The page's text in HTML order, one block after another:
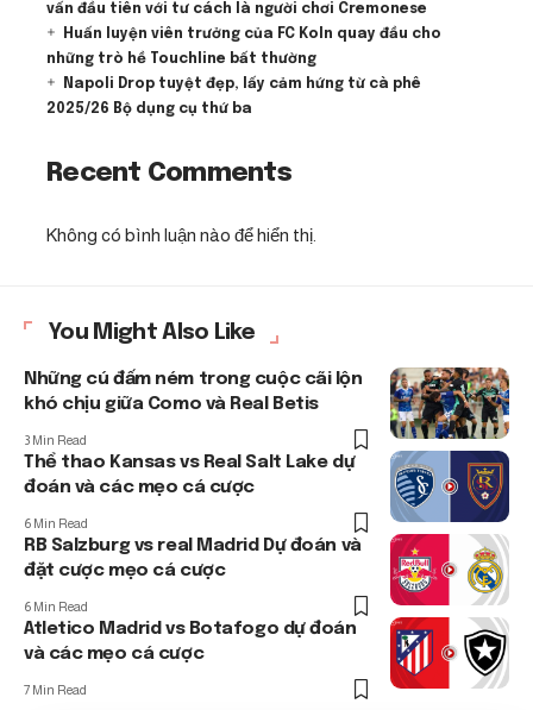
vấn đầu tiên với tư cách là người chơi Cremonese
Huấn luyện viên trưởng của FC Koln quay đầu cho
những trò hề Touchline bất thường
Napoli Drop tuyệt đẹp, lấy cảm hứng từ cà phê
2025/26 Bộ dụng cụ thứ ba
Recent Comments
Không có bình luận nào để hiển thị.
You Might Also Like
Những cú đấm ném trong cuộc cãi lộn
khó chịu giữa Como và Real Betis
3 Min Read
Thể thao Kansas vs Real Salt Lake dự
đoán và các mẹo cá cược
6 Min Read
RB Salzburg vs real Madrid Dự đoán và
đặt cược mẹo cá cược
6 Min Read
Atletico Madrid vs Botafogo dự đoán
và các mẹo cá cược
7 Min Read